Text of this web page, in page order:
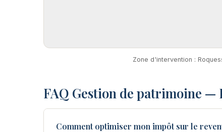
Zone d'intervention :
FAQ Gestion de patrimoine —
Comment optimiser mon impôt sur le